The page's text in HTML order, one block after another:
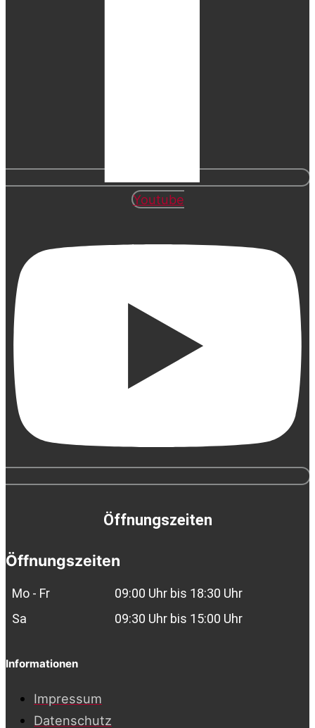
Youtube
Öffnungszeiten
Öffnungszeiten
Mo - Fr
09:00 Uhr bis 18:30 Uhr
Sa
09:30 Uhr bis 15:00 Uhr
Informationen
Impressum
Datenschutz